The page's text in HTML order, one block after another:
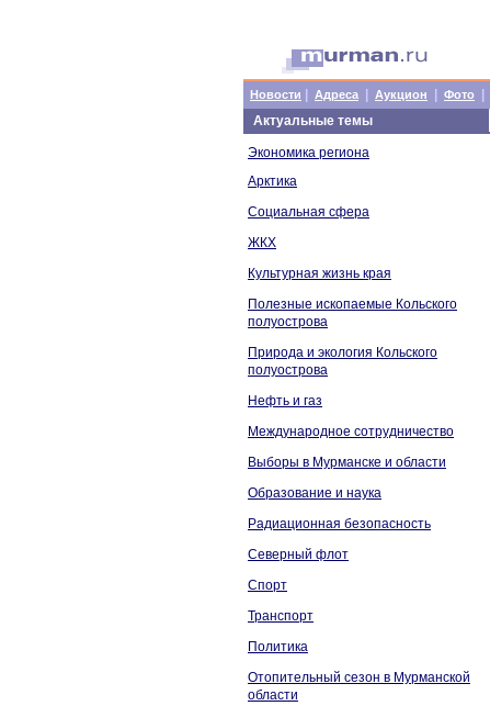
Новости Адреса Аукцион Фото
Актуальные темы
Экономика региона
Арктика
Социальная сфера
ЖКХ
Культурная жизнь края
Полезные ископаемые Кольского
полуострова
Природа и экология Кольского
полуострова
Нефть и газ
Международное сотрудничество
Выборы в Мурманске и области
Образование и наука
Радиационная безопасность
Северный флот
Спорт
Транспорт
Политика
Отопительный сезон в Мурманской
области